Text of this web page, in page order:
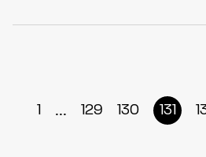
1 ... 129 130 131